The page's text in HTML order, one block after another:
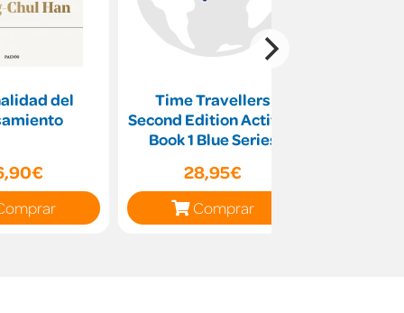
del
Time Travellers
Second Edition Activity
Book 1 Blue Series
28,95€
Comprar